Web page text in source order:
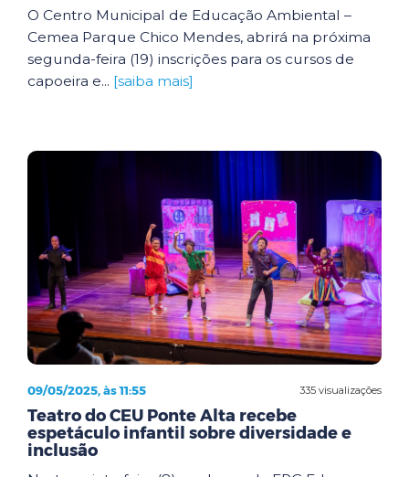
O Centro Municipal de Educação Ambiental –
Cemea Parque Chico Mendes, abrirá na próxima
segunda-feira (19) inscrições para os cursos de
capoeira e... [saiba mais]
335 visualizações
09/05/2025, às 11:55
Teatro do CEU Ponte Alta recebe
espetáculo infantil sobre diversidade e
inclusão